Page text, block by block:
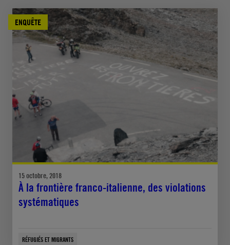
ENQUÊTE
15 octobre, 2018
À la frontière franco-italienne, des violations
systématiques
RÉFUGIÉS ET MIGRANTS